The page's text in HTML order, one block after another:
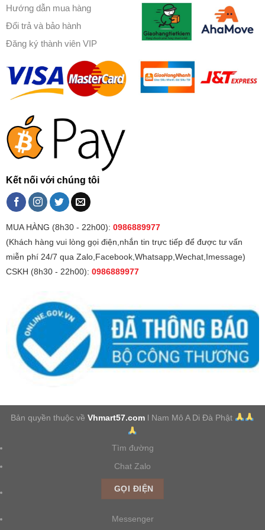
Hướng dẫn mua hàng
Đổi trả và bảo hành
Đăng ký thành viên VIP
Kết nối với chúng tôi
MUA HÀNG (8h30 - 22h00): 0986889977
(Khách hàng vui lòng gọi điện,nhắn tin trực tiếp để được tư vấn
miễn phí 24/7 qua Zalo,Facebook,Whatsapp,Wechat,Imessage)
CSKH (8h30 - 22h00): 0986889977
Bản quyền thuộc vềVhmart57.com l Nam Mô A Di Đà Phật
Tìm đường
Chat Zalo
GỌI ĐIỆN
Messenger